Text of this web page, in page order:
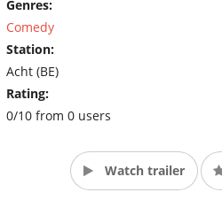
Cafmeyer, Sofie Decleir, Marc
Acht)
Genres:
Comedy
Station:
Acht (BE)
Rating:
0/10 from 0 users
Watch trailer